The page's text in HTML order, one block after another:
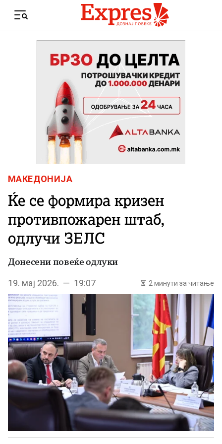
Menu
МАКЕДОНИЈА
Ќе се формира кризен
противпожарен штаб,
одлучи ЗЕЛС
Донесени повеќе одлуки
19. мај 2026. — 19:07 2 минути за читање